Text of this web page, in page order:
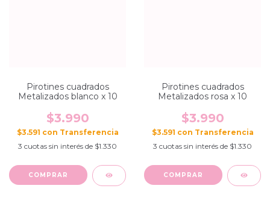
Pirotines cuadrados
Metalizados blanco x 10
$3.990
$3.591 con
3 cuotas sin interés de $1.330
Pirotines cuadrados
Metalizados rosa x 10
$3.990
$3.591 con
3 cuotas sin interés de $1.330